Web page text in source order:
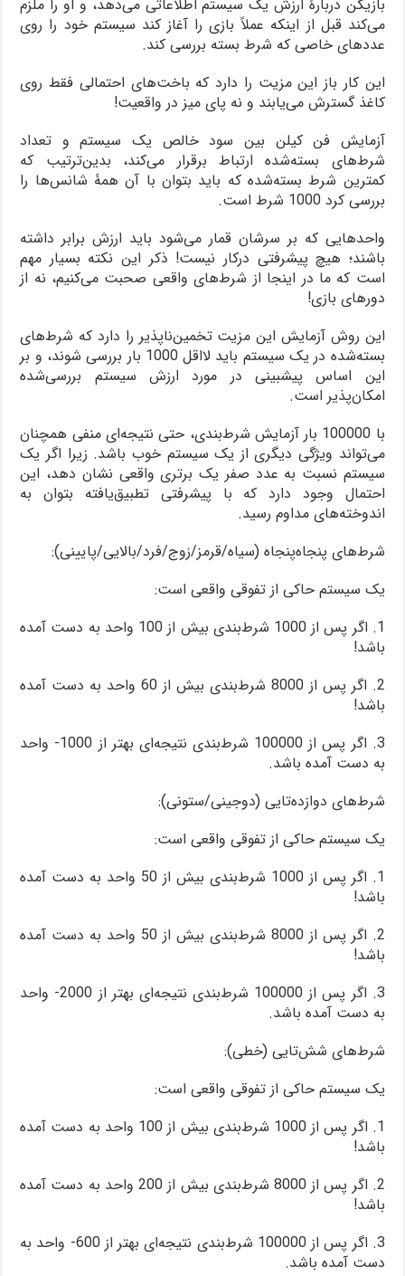
بازیکن دربارۀ ارزش یک سیستم اطلاعاتی می‌دهد، و او را ملزم
می‌کند قبل از اینکه عملاً بازی را آغاز کند سیستم خود را روی
عددهای خاصی که شرط بسته بررسی کند.
این کار باز این مزیت را دارد که باخت‌های احتمالی فقط روی
کاغذ گسترش می‌یابند و نه پای میز در واقعیت!
آزمایش فن کیلن بین سود خالص یک سیستم و تعداد
شرط‌های بسته‌شده ارتباط برقرار می‌کند، بدین‌ترتیب که
کمترین شرط بسته‌شده که باید بتوان با آن همۀ شانس‌ها را
بررسی کرد 1000 شرط است.
واحدهایی که بر سرشان قمار می‌شود باید ارزش برابر داشته
باشند؛ هیچ پیشرفتی درکار نیست! ذکر این نکته بسیار مهم
است که ما در اینجا از شرط‌های واقعی صحبت می‌کنیم، نه از
دورهای بازی!
این روش آزمایش این مزیت تخمین‌ناپذیر را دارد که شرط‌های
بسته‌شده در یک سیستم باید لااقل 1000 بار بررسی شوند، و بر
این اساس پیشبینی در مورد ارزش سیستم بررسی‌شده
امکان‌پذیر است.
با 100000 بار آزمایش شرط‌بندی، حتی نتیجه‌ای منفی همچنان
می‌تواند ویژگی دیگری از یک سیستم خوب باشد. زیرا اگر یک
سیستم نسبت به عدد صفر یک برتری واقعی نشان دهد، این
احتمال وجود دارد که با پیشرفتی تطبیق‌یافته بتوان به
اندوخته‌های مداوم رسید.
شرط‌های پنجاه‌پنجاه (سیاه/قرمز/زوج/فرد/بالایی/پایینی):
یک سیستم حاکی از تفوقی واقعی است:
1. اگر پس از 1000 شرط‌بندی بیش از 100 واحد به دست آمده
باشد!
2. اگر پس از 8000 شرط‌بندی بیش از 60 واحد به دست آمده
باشد!
3. اگر پس از 100000 شرط‌بندی نتیجه‌ای بهتر از 1000- واحد
به دست آمده باشد.
شرط‌های دوازده‌تایی (دوجینی/ستونی):
یک سیستم حاکی از تفوقی واقعی است:
1. اگر پس از 1000 شرط‌بندی بیش از 50 واحد به دست آمده
باشد!
2. اگر پس از 8000 شرط‌بندی بیش از 50 واحد به دست آمده
باشد!
3. اگر پس از 100000 شرط‌بندی نتیجه‌ای بهتر از 2000- واحد
به دست آمده باشد.
شرط‌های شش‌تایی (خطی):
یک سیستم حاکی از تفوقی واقعی است:
1. اگر پس از 1000 شرط‌بندی بیش از 100 واحد به دست آمده
باشد!
2. اگر پس از 8000 شرط‌بندی بیش از 200 واحد به دست آمده
باشد!
3. اگر پس از 100000 شرط‌بندی نتیجه‌ای بهتر از 600- واحد به
دست آمده باشد.